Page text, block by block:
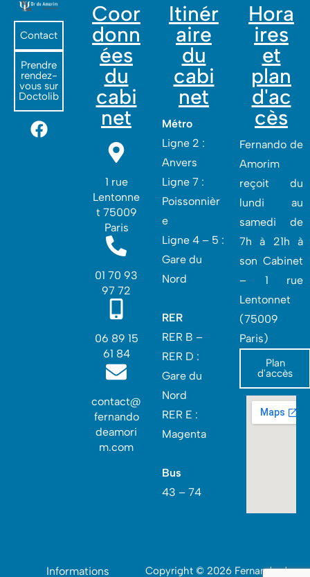
Contact
Prendre
rendez-
vous sur
Doctolib
Coor
donn
ées
du
cabi
net
1 rue
Lentonne
t 75009
Paris
01 70 93
97 72
06 89 15
61 84
contact@
fernando
deamori
m.com
Itinér
aire
du
cabi
net
Métro
Ligne 2 :
Anvers
Ligne 7 :
Poissonnièr
e
Ligne 4 – 5 :
Gare du
Nord
RER
RER B –
RER D :
Gare du
Nord‎
RER E :
Magenta
Bus
43 – 74
Hora
ires
et
plan
d'ac
cès
Fernando de
Amorim
reçoit du
lundi au
samedi de
7h à 21h à
son Cabinet
– 1 rue
Lentonnet
(75009
Paris)
Plan
d'accès
Informations Copyright © 2026 Fernando de